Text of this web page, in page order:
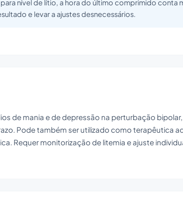
nível de lítio, a hora do último comprimido conta
e levar a ajustes desnecessários.
de mania e de depressão na perturbação bipolar,
Pode também ser utilizado como terapêutica
Requer monitorização de litemia e ajuste